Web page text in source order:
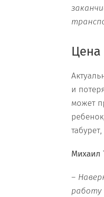
Цена
и
может
Михаил
–
работу